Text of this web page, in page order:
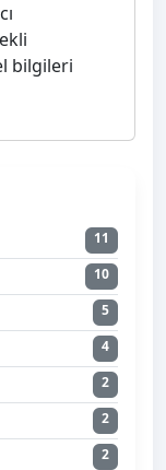
bilgileri
11
10
5
4
2
2
2